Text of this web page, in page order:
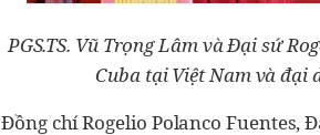
PGS.TS. Vũ Trọng Lâm và Đại sứ
Cuba tại Việt Nam và đại
Đồng chí Rogelio Polanco Fuentes,